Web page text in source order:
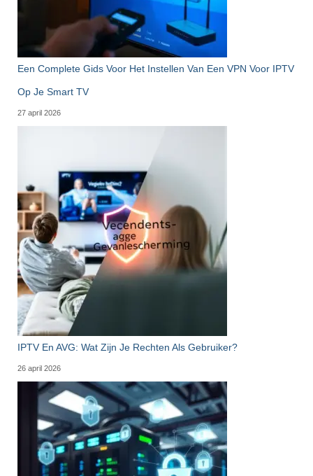
Een Complete Gids Voor Het Instellen Van Een VPN Voor IPTV
Op Je Smart TV
27 april 2026
IPTV En AVG: Wat Zijn Je Rechten Als Gebruiker?
26 april 2026